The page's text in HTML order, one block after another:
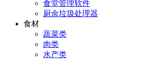
食堂管理软件
厨余垃圾处理器
食材
蔬菜类
肉类
水产类